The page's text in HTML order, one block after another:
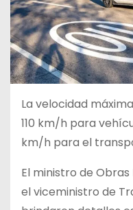
La velocidad
110 km/h para
km/h para el
El ministro de
el viceministro de